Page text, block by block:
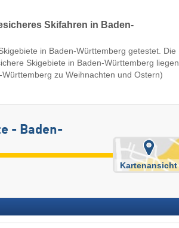
Skifahren in Baden-
in Baden-Württemberg getestet. Die
Skigebiete in Baden-Württemberg liegen
zu Weihnachten und Ostern)
- Baden-
Kartenansicht